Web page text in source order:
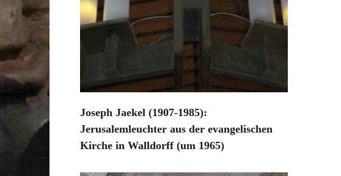
Joseph Jaekel (1907-1985):
Jerusalemleuchter aus der evangelischen
Kirche in Walldorff (um 1965)